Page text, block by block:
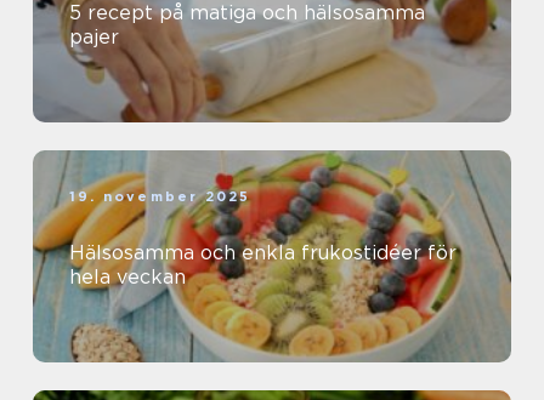
5 recept på matiga och hälsosamma
pajer
19. november 2025
Hälsosamma och enkla frukostidéer för
hela veckan